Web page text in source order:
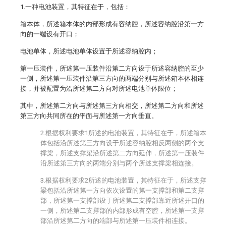
1.一种电池装置，其特征在于，包括：
箱本体，所述箱本体的内部形成有容纳腔，所述容纳腔沿第一方
向的一端设有开口；
电池单体，所述电池单体设置于所述容纳腔内；
第一压装件，所述第一压装件沿第二方向设于所述容纳腔的至少
一侧，所述第一压装件沿第三方向的两端分别与所述箱本体相连
接，并被配置为沿所述第二方向对所述电池单体限位；
其中，所述第二方向与所述第三方向相交，所述第二方向和所述
第三方向共同所在的平面与所述第一方向垂直。
2.根据权利要求1所述的电池装置，其特征在于，所述箱本
体包括沿所述第三方向设于所述容纳腔相反两侧的两个支
撑梁，所述支撑梁沿所述第二方向延伸，所述第一压装件
沿所述第三方向的两端分别与两个所述支撑梁相连接。
3.根据权利要求2所述的电池装置，其特征在于，所述支撑
梁包括沿所述第一方向依次设置的第一支撑部和第二支撑
部，所述第一支撑部设于所述第二支撑部靠近所述开口的
一侧，所述第二支撑部的内部形成有空腔，所述第一支撑
部沿所述第二方向的端部与所述第一压装件相连接。